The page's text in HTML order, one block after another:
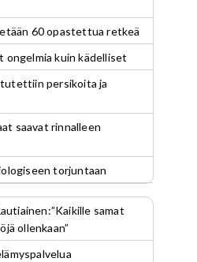
60 opastettua retkeä
ongelmia kuin kädelliset
persikoita ja
saavat rinnalleen
torjuntaan
samat
ollenkaan”